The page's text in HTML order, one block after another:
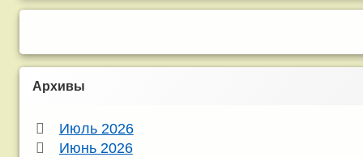
Архивы
Июль 2026
Июнь 2026